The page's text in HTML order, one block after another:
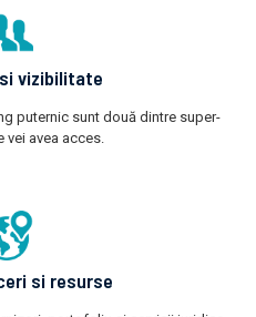
vizibilitate
puternic sunt două dintre super-
vei avea acces.
si resurse